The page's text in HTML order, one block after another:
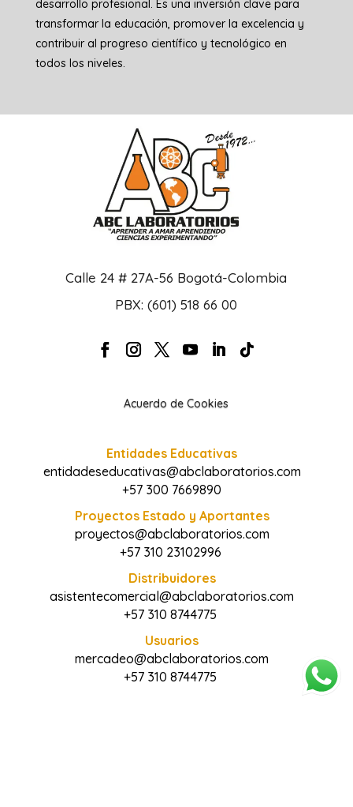
desarrollo profesional. Es una inversión clave para
transformar la educación, promover la excelencia y
contribuir al progreso científico y tecnológico en
todos los niveles.
Calle 24 # 27A-56 Bogotá-Colombia
PBX: (601) 518 66 00
Acuerdo de Cookies
Entidades Educativas
entidadeseducativas@abclaboratorios.com
+57 300 7669890
Proyectos Estado y Aportantes
proyectos@abclaboratorios.com
+57 310 23102996
Distribuidores
asistentecomercial@abclaboratorios.com
+57 310 8744775
Usuarios
mercadeo@abclaboratorios.com
+57 310 8744775